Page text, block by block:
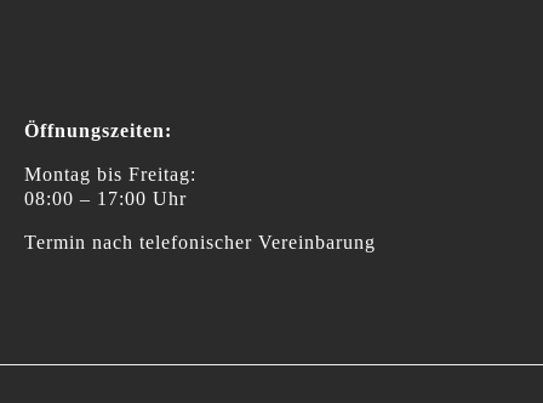
Öffnungszeiten:
Montag bis Freitag:
08:00 – 17:00 Uhr
Termin nach telefonischer Vereinbarung